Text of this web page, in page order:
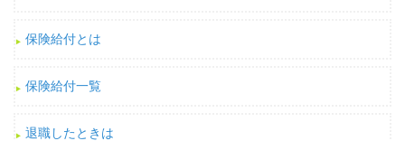
保険給付とは
保険給付一覧
退職したときは